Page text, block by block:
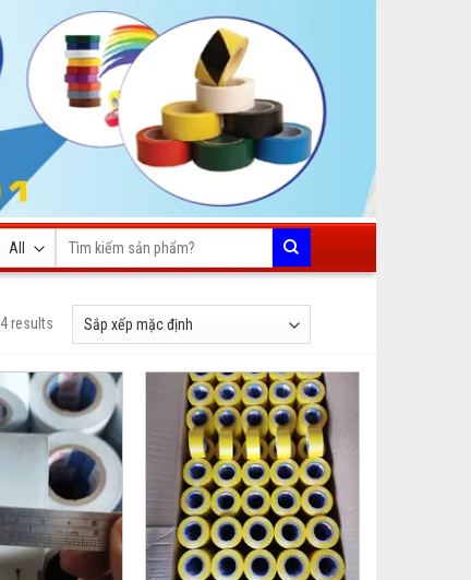
Tìm
kiếm:
results